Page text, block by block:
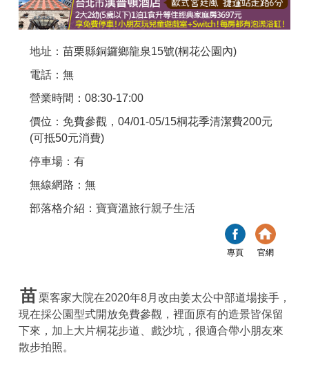
地址：苗栗縣銅鑼鄉龍泉15號(桐花公園內)
電話：無
營業時間：08:30-17:00
價位：免費參觀，04/01-05/15桐花季清潔費200元
(可抵50元消費)
停車場：有
無線網路：無
部落格介紹： 寶寶溫旅行親子生活
專頁 官網
苗栗客家大院在2020年8月改由姜太公中部道場接手，
現在採公園型式開放免費參觀，裡面原有的造景皆保留
下來，加上大片桐花步道、戲沙坑，很適合帶小朋友來
散步拍照。